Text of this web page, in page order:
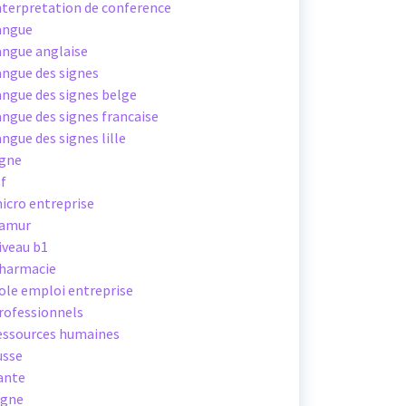
de conference
anglaise
des signes
des signes belge
des signes francaise
des signes lille
entreprise
b1
emploi entreprise
humaines